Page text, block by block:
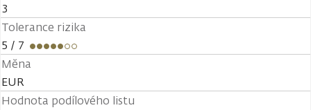
3
Tolerance rizika
5 / 7
Měna
EUR
Hodnota podílového listu